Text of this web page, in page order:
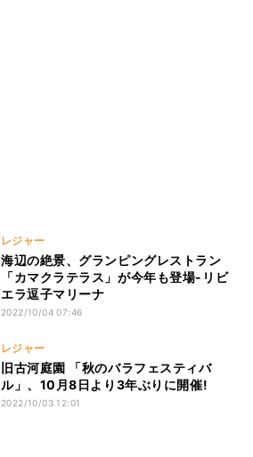
レジャー
海辺の絶景、グランピングレストラン
「カマクラテラス」が今年も登場-リビ
エラ逗子マリーナ
2022/10/04 07:46
レジャー
旧古河庭園 「秋のバラフェスティバ
ル」、10月8日より3年ぶりに開催!
2022/10/03 12:01